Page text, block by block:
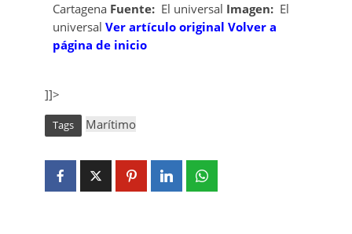
Cartagena Fuente: El universal Imagen: El
universal Ver artículo original Volver a
página de inicio
]]>
Tags Marítimo